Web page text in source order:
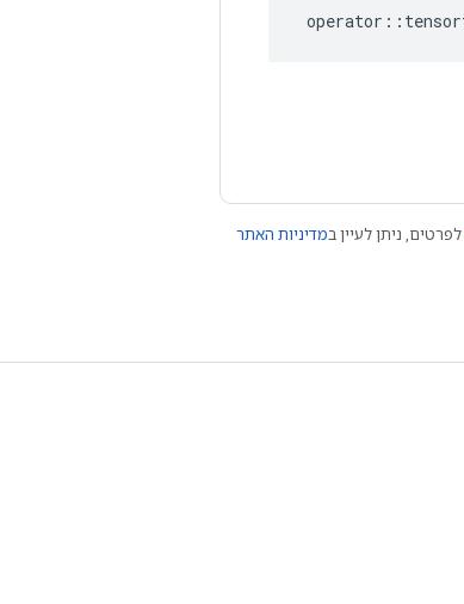
operator ::
. לפרטים, ניתן לעיין במדיניות האתר